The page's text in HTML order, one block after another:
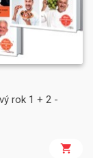
rok 1 + 2 -